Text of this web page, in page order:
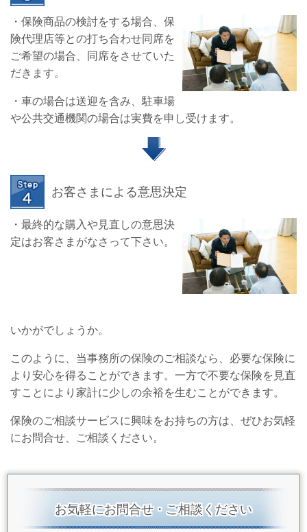
・保険商品の検討をする場合、保
険代理店等との打ち合わせ同席を
ご希望の場合、同席をさせていた
だきます。
・車の場合は送迎を含み、駐車場
や公共交通機関の場合は実費を申し受けます。
お客さまによる意思決定
・最終的な購入や見直しの意思決
定はお客さまがなさって下さい。
いかがでしょうか。
このように、当事務所の保険のご相談なら、必要な保険に
より安心を得ることができます。一方で不要な保険を見直
すことにより家計に少しの余裕を生むことができます。
保険のご相談サービスに興味をお持ちの方は、ぜひお気軽
にお問合せ、ご相談ください。
お気軽にお問合せ・ご相談ください